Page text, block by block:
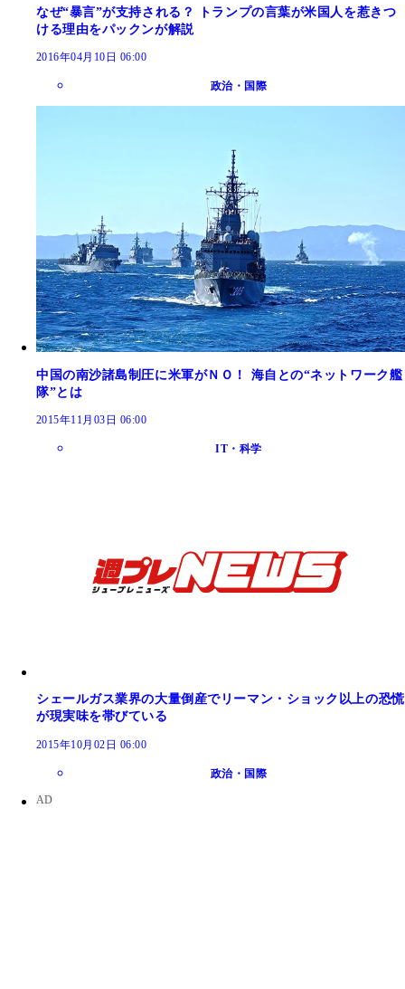
なぜ“暴言”が支持される？ トランプの言葉が米国人を惹きつ
ける理由をパックンが解説
2016年04月10日 06:00
政治・国際
中国の南沙諸島制圧に米軍がＮＯ！ 海自との“ネットワーク艦
隊”とは
2015年11月03日 06:00
IT・科学
シェールガス業界の大量倒産でリーマン・ショック以上の恐慌
が現実味を帯びている
2015年10月02日 06:00
政治・国際